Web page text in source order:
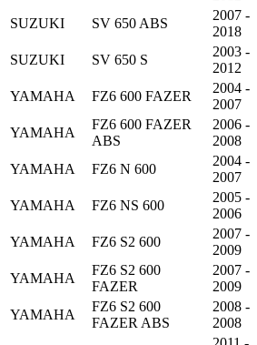
SUZUKI SV 650 ABS
2007 -
2018
SUZUKI SV 650 S
2003 -
2012
YAMAHA FZ6 600 FAZER
2004 -
2007
YAMAHA
FZ6 600 FAZER
ABS
2006 -
2008
YAMAHA FZ6 N 600
2004 -
2007
YAMAHA FZ6 NS 600
2005 -
2006
YAMAHA FZ6 S2 600
2007 -
2009
YAMAHA
FZ6 S2 600
FAZER
2007 -
2009
YAMAHA
FZ6 S2 600
FAZER ABS
2008 -
2008